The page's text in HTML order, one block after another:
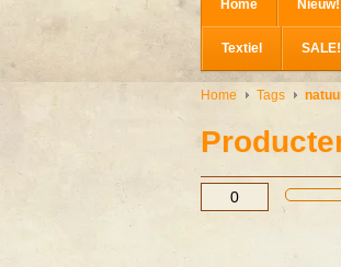
Home Nieuw!
Textiel SALE!
Home Tags